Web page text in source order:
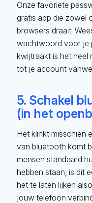
Onze favoriete
gratis app die zowel
browsers draait.
wachtwoord voor je
kwijtraakt is het heel
tot je account
5. Schakel
(in het
Het klinkt misschien
van bluetooth komt
mensen standaard
hebben staan, is dit
het te laten lijken
jouw telefoon